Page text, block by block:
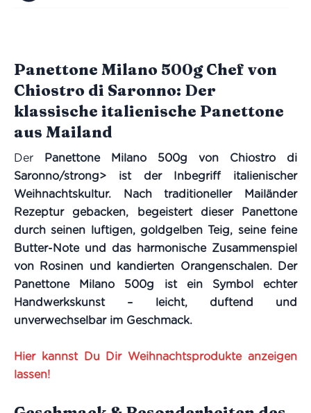
Panettone Milano 500g Chef von
Chiostro di Saronno: Der
klassische italienische Panettone
aus Mailand
Der Panettone Milano 500g von Chiostro di
Saronno/strong> ist der Inbegriff italienischer
Weihnachtskultur. Nach traditioneller Mailänder
Rezeptur gebacken, begeistert dieser Panettone
durch seinen luftigen, goldgelben Teig, seinefeine
Butter-Noteund das harmonische Zusammenspiel
von Rosinen und kandierten Orangenschalen. Der
Panettone Milano 500g ist ein Symbol echter
Handwerkskunst – leicht, duftend und
unverwechselbar im Geschmack.
Hier kannst Du Dir Weihnachtsprodukte anzeigen
lassen!